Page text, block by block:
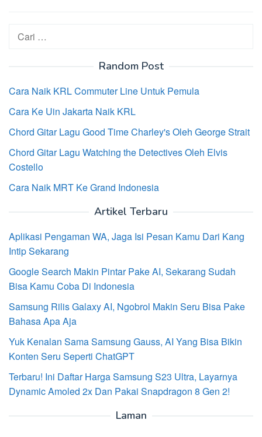
Cari
untuk:
Random Post
Cara Naik KRL Commuter Line Untuk Pemula
Cara Ke Uin Jakarta Naik KRL
Chord Gitar Lagu Good Time Charley's Oleh George Strait
Chord Gitar Lagu Watching the Detectives Oleh Elvis
Costello
Cara Naik MRT Ke Grand Indonesia
Artikel Terbaru
Aplikasi Pengaman WA, Jaga Isi Pesan Kamu Dari Kang
Intip Sekarang
Google Search Makin Pintar Pake AI, Sekarang Sudah
Bisa Kamu Coba Di Indonesia
Samsung Rilis Galaxy AI, Ngobrol Makin Seru Bisa Pake
Bahasa Apa Aja
Yuk Kenalan Sama Samsung Gauss, AI Yang Bisa Bikin
Konten Seru Seperti ChatGPT
Terbaru! Ini Daftar Harga Samsung S23 Ultra, Layarnya
Dynamic Amoled 2x Dan Pakai Snapdragon 8 Gen 2!
Laman